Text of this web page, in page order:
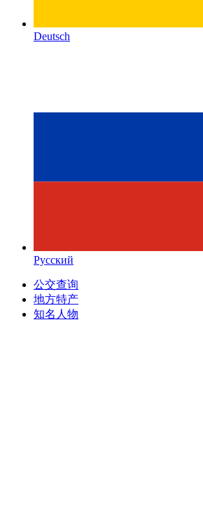
Deutsch
Русский
公交查询
地方特产
知名人物